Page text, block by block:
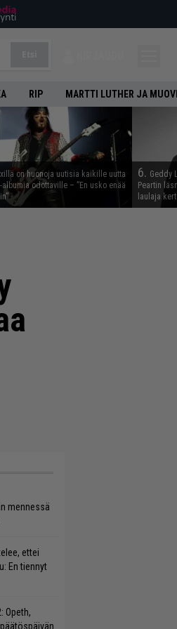
RIP MARTTI LUTHER JA
on huonoja uutisia kaikille uutta
albumia odottaville – ”En usko enää
6. Geddy
Peartin
laulaja
mennessä
ettei
En tiennyt
Opeth,